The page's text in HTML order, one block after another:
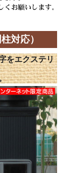
対応）
をエクステリ